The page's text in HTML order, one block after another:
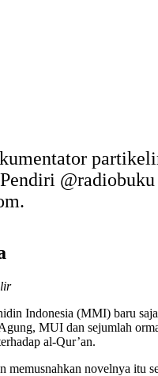
Indonesia (MMI) baru
MUI dan sejumlah
al-Qur’an.
novelnya itu